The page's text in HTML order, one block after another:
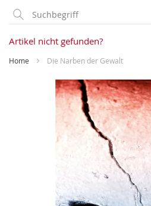
Inhalt
Artikel nicht gefunden?
Home Die Narben der Gewalt